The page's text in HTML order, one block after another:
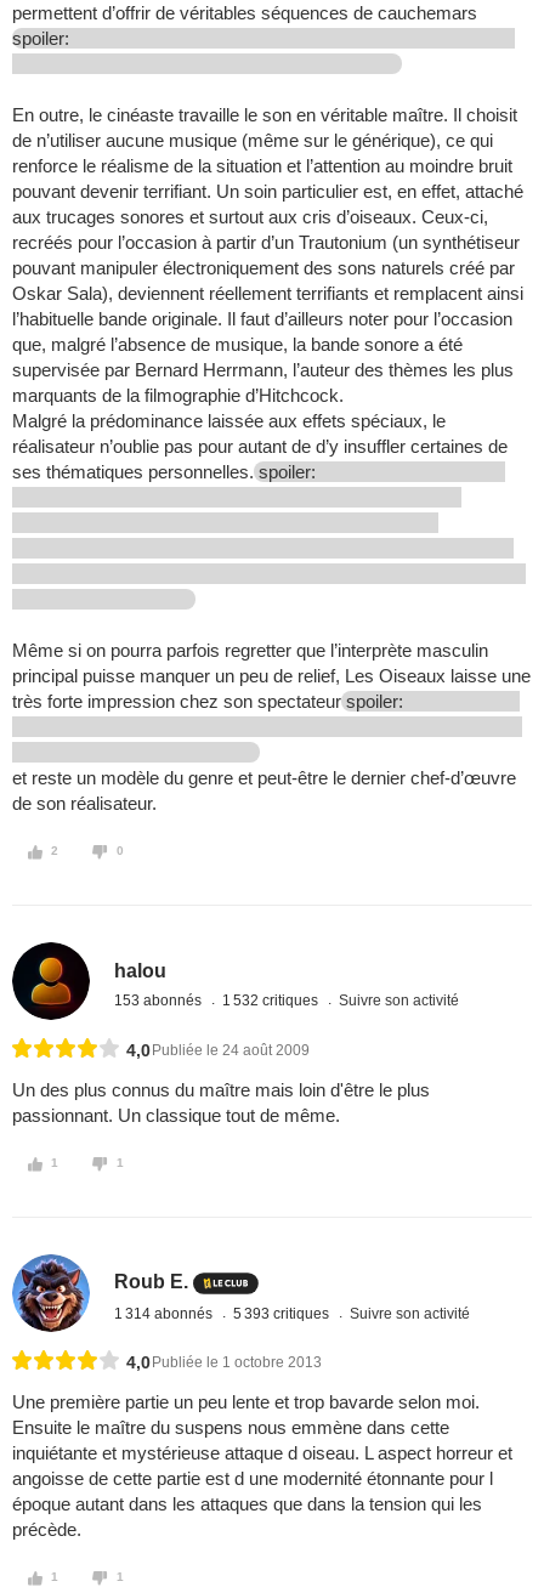
permettent d’offrir de véritables séquences de cauchemars
spoiler:
En outre, le cinéaste travaille le son en véritable maître. Il choisit
de n’utiliser aucune musique (même sur le générique), ce qui
renforce le réalisme de la situation et l’attention au moindre bruit
pouvant devenir terrifiant. Un soin particulier est, en effet, attaché
aux trucages sonores et surtout aux cris d’oiseaux. Ceux-ci,
recréés pour l’occasion à partir d’un Trautonium (un synthétiseur
pouvant manipuler électroniquement des sons naturels créé par
Oskar Sala), deviennent réellement terrifiants et remplacent ainsi
l’habituelle bande originale. Il faut d’ailleurs noter pour l’occasion
que, malgré l’absence de musique, la bande sonore a été
supervisée par Bernard Herrmann, l’auteur des thèmes les plus
marquants de la filmographie d’Hitchcock.
Malgré la prédominance laissée aux effets spéciaux, le
réalisateur n’oublie pas pour autant de d’y insuffler certaines de
ses thématiques personnelles. spoiler:
Même si on pourra parfois regretter que l’interprète masculin
principal puisse manquer un peu de relief, Les Oiseaux laisse une
très forte impression chez son spectateur spoiler:
et reste un modèle du genre et peut-être le dernier chef-d’œuvre
de son réalisateur.
2 0
halou
153 abonnés 1 532 critiques Suivre son activité
4,0 Publiée le 24 août 2009
Un des plus connus du maître mais loin d'être le plus
passionnant. Un classique tout de même.
1 1
Roub E.
1 314 abonnés 5 393 critiques Suivre son activité
4,0 Publiée le 1 octobre 2013
Une première partie un peu lente et trop bavarde selon moi.
Ensuite le maître du suspens nous emmène dans cette
inquiétante et mystérieuse attaque d oiseau. L aspect horreur et
angoisse de cette partie est d une modernité étonnante pour l
époque autant dans les attaques que dans la tension qui les
précède.
1 1